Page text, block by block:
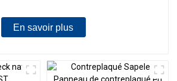
En savoir plus